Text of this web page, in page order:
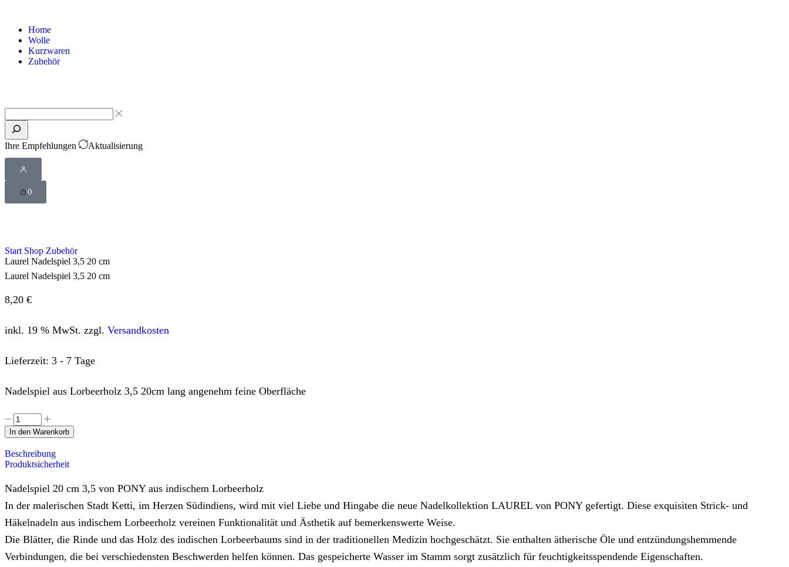
Home
Wolle
Kurzwaren
Zubehör
Ihre Empfehlungen Aktualisierung
0
Start Shop Zubehör
Laurel Nadelspiel 3,5 20 cm
Laurel Nadelspiel 3,5 20 cm
8,20 €
inkl. 19 % MwSt. zzgl. Versandkosten
Lieferzeit: 3 - 7 Tage
Nadelspiel aus Lorbeerholz 3,5 20cm lang angenehm feine Oberfläche
In den Warenkorb
Beschreibung
Produktsicherheit
Nadelspiel 20 cm 3,5 von PONY aus indischem Lorbeerholz
In der malerischen Stadt Ketti, im Herzen Südindiens, wird mit viel Liebe und Hingabe die neue Nadelkollektion LAUREL von PONY gefertigt. Diese exquisiten Strick- und
Häkelnadeln aus indischem Lorbeerholz vereinen Funktionalität und Ästhetik auf bemerkenswerte Weise.
Die Blätter, die Rinde und das Holz des indischen Lorbeerbaums sind in der traditionellen Medizin hochgeschätzt. Sie enthalten ätherische Öle und entzündungshemmende
Verbindungen, die bei verschiedensten Beschwerden helfen können. Das gespeicherte Wasser im Stamm sorgt zusätzlich für feuchtigkeitsspendende Eigenschaften.